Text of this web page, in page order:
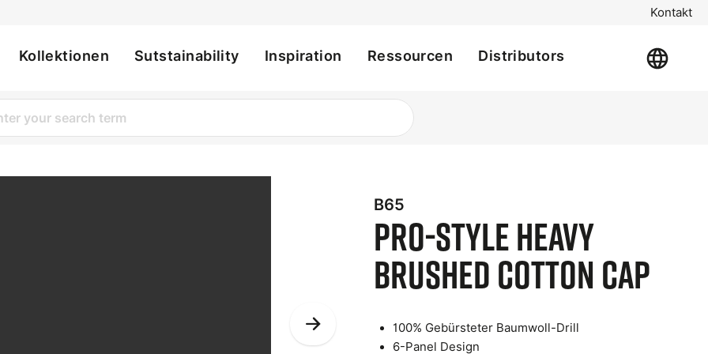
Kontakt
Kollektionen Sutstainability Inspiration Ressourcen Distributors
B65
Pro-Style Heavy
Brushed Cotton Cap
100% Gebürsteter Baumwoll-Drill
6-Panel Design